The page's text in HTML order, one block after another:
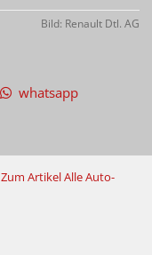
Bild: Renault Dtl. AG
whatsapp
Zum ArtikelAlle Auto-